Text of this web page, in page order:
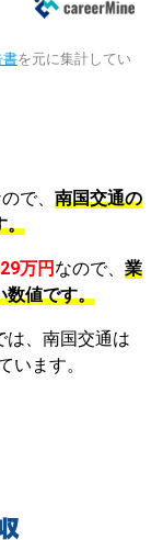
書を元に集計してい
で、 南国交通の
。
万円 なので、 業
数値です。
は、南国交通は
います。